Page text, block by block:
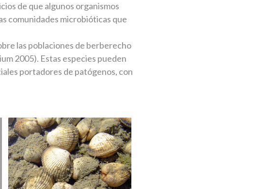
de que algunos organismos
comunidades microbióticas que
las poblaciones de berberecho
2005). Estas especies pueden
portadores de patógenos, con